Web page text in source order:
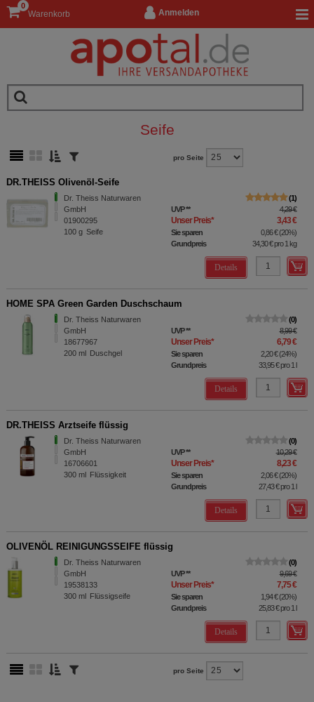
Anmelden
Warenkorb
0
Seife
pro Seite
DR.THEISS Olivenöl-Seife
Dr. Theiss Naturwaren
GmbH
01900295
100 g Seife
1
UVP** 4,29 €
Unser Preis* 3,43 €
Sie sparen 0,86 €(20%)
Grundpreis
34,30 €pro 1 kg
Details
HOME SPA Green Garden Duschschaum
Dr. Theiss Naturwaren
GmbH
18677967
200 ml Duschgel
0
UVP** 8,99 €
Unser Preis* 6,79 €
Sie sparen 2,20 €(24%)
Grundpreis
33,95 €pro 1 l
Details
DR.THEISS Arztseife flüssig
Dr. Theiss Naturwaren
GmbH
16706601
300 ml Flüssigkeit
0
UVP** 10,29 €
Unser Preis* 8,23 €
Sie sparen 2,06 €(20%)
Grundpreis
27,43 €pro 1 l
Details
OLIVENÖL REINIGUNGSSEIFE flüssig
Dr. Theiss Naturwaren
GmbH
19538133
300 ml Flüssigseife
0
UVP** 9,69 €
Unser Preis* 7,75 €
Sie sparen 1,94 €(20%)
Grundpreis
25,83 €pro 1 l
Details
pro Seite